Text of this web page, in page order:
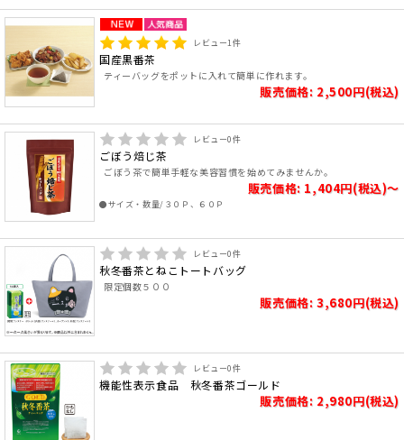
レビュー1件
国産黒番茶
ティーバッグをポットに入れて簡単に作れます。
販売価格: 2,500円(税込)
レビュー0件
ごぼう焙じ茶
ごぼう茶で簡単手軽な美容習慣を始めてみませんか。
販売価格: 1,404円(税込)～
●サイズ・数量/３０Ｐ、６０Ｐ
レビュー0件
秋冬番茶とねこトートバッグ
限定個数５００
販売価格: 3,680円(税込)
レビュー0件
機能性表示食品 秋冬番茶ゴールド
販売価格: 2,980円(税込)